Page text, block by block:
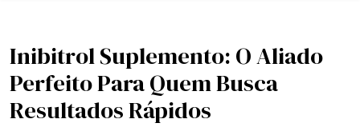
Inibitrol Suplemento: O Aliado
Perfeito Para Quem Busca
Resultados Rápidos